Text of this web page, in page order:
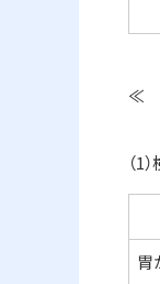
≪
（1
胃